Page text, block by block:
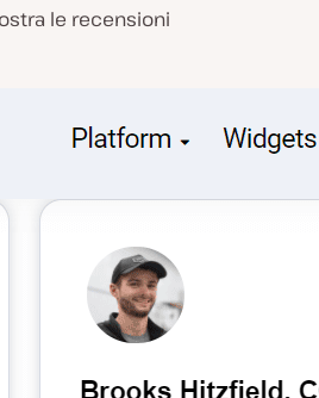
le recensioni